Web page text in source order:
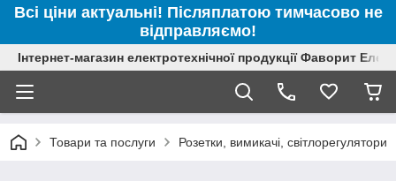
Всі ціни актуальні! Післяплатою тимчасово не
відправляємо!
Інтернет-магазин електротехнічної продукції Фаворит
Товари та послуги Розетки, вимикачі, світлорегулятори